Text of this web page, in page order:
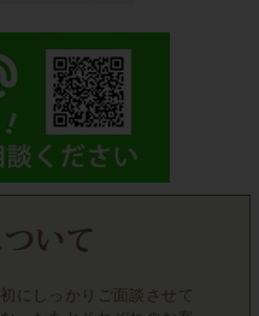
にしっかりご面談させて